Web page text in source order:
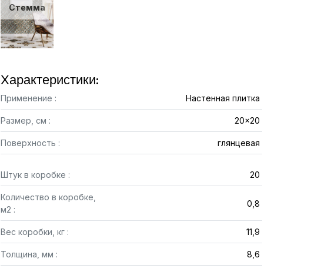
Стемма
Характеристики:
Применение : Настенная плитка
Размер, см : 20x20
Поверхность : глянцевая
Штук в коробке : 20
Количество в коробке,
м2 :
0,8
Вес коробки, кг : 11,9
Толщина, мм : 8,6